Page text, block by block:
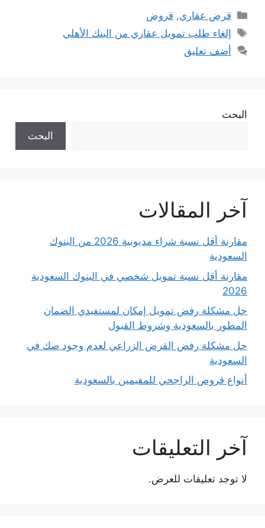
التصنيفات
قرض عقاري, قروض
الوسوم
إلغاء طلب تمويل عقاري من البنك الأهلي
أضف تعليق
البحث
البحث
آخر المقالات
مقارنة أقل نسبة شراء مديونية 2026 من البنوك
السعودية
مقارنة أقل نسبة تمويل شخصي في البنوك السعودية
2026
حل مشكلة رفض تمويل إمكان لمستفيدي الضمان
المطور بالسعودية وشروط القبول
حل مشكلة رفض القرض الزراعي لعدم وجود صك في
السعودية
أنواع قروض الراجحي للمقيمين بالسعودية
آخر التعليقات
لا توجد تعليقات للعرض.